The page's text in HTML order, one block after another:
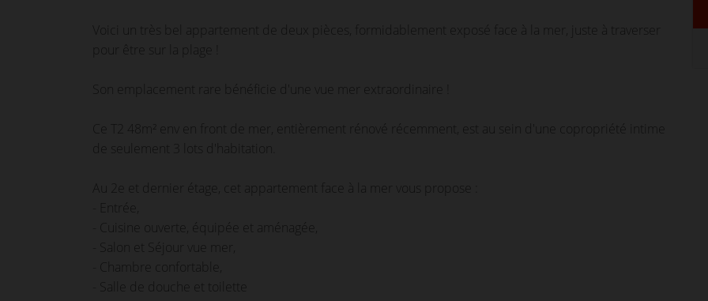
Voici un très bel appartement de deux pièces, formidablement exposé face à la mer, juste à traverser
pour être sur la plage !
Son emplacement rare bénéficie d'une vue mer extraordinaire !
Ce T2 48m² env en front de mer, entièrement rénové récemment, est au sein d'une copropriété intime
de seulement 3 lots d'habitation.
Au 2e et dernier étage, cet appartement face à la mer vous propose :
- Entrée,
- Cuisine ouverte, équipée et aménagée,
- Salon et Séjour vue mer,
- Chambre confortable,
- Salle de douche et toilette